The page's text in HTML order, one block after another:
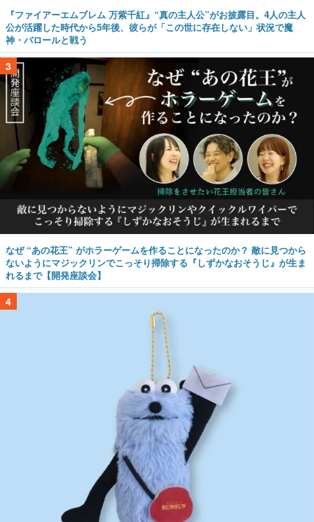
『ファイアーエムブレム 万紫千紅』“真の主人公”がお披露目。4人の主人
公が活躍した時代から5年後、彼らが「この世に存在しない」状況で魔
神・バロールと戦う
3
なぜ “あの花王” がホラーゲームを作ることになったのか？ 敵に見つから
ないようにマジックリンでこっそり掃除する『しずかなおそうじ』が生ま
れるまで【開発座談会】
4